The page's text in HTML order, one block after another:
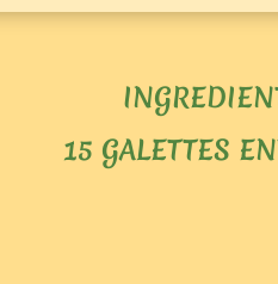
15 GALETTES